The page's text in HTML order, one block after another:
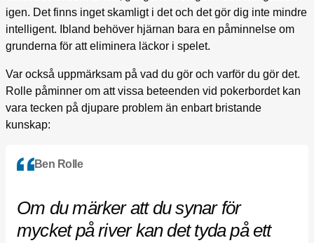
igen. Det finns inget skamligt i det och det gör dig inte mindre
intelligent. Ibland behöver hjärnan bara en påminnelse om
grunderna för att eliminera läckor i spelet.
Var också uppmärksam på vad du gör och varför du gör det.
Rolle påminner om att vissa beteenden vid pokerbordet kan
vara tecken på djupare problem än enbart bristande
kunskap:
Ben Rolle
Om du märker att du synar för
mycket på river kan det tyda på ett